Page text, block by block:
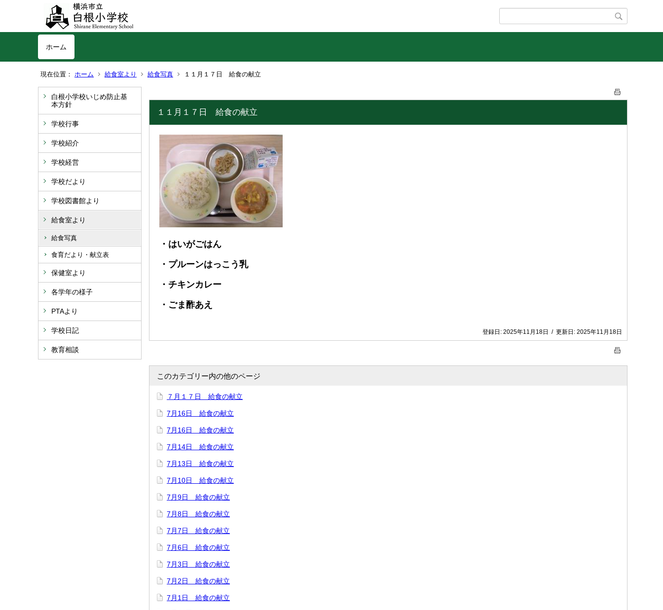
ホーム
現在位置： ホーム 給食室より 給食写真 １１月１７日 給食の献立
白根小学校いじめ防止基
本方針
学校行事
学校紹介
学校経営
学校だより
学校図書館より
給食室より
給食写真
食育だより・献立表
保健室より
各学年の様子
PTAより
学校日記
教育相談
１１月１７日 給食の献立
・はいがごはん
・プルーンはっこう乳
・チキンカレー
・ごま酢あえ
登録日: 2025年11月18日 / 更新日: 2025年11月18日
このカテゴリー内の他のページ
７月１７日 給食の献立
7月16日 給食の献立
7月16日 給食の献立
7月14日 給食の献立
7月13日 給食の献立
7月10日 給食の献立
7月9日 給食の献立
7月8日 給食の献立
7月7日 給食の献立
7月6日 給食の献立
7月3日 給食の献立
7月2日 給食の献立
7月1日 給食の献立